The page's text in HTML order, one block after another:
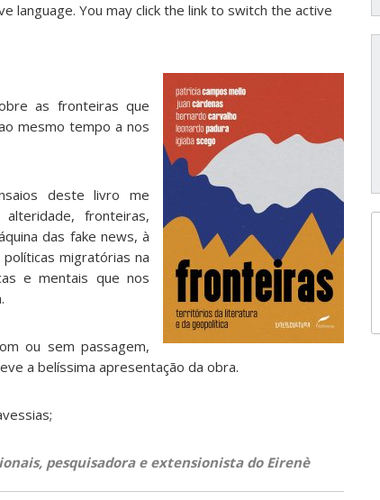
language. You may click the link to switch the active
as fronteiras que
mesmo tempo a nos
deste livro me
fronteiras,
das fake news, à
migratórias na
e mentais que nos
ou sem passagem,
a belíssima apresentação da obra.
pesquisadora e extensionista do Eirenè